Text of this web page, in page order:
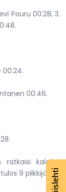
Pouru 00:28, 3.
00:24.
00:46.
ratkaisi kalojen
9 pilkkijällä.